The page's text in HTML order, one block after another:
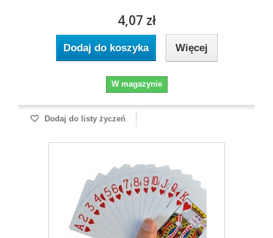
4,07 zł
Dodaj do koszyka Więcej
W magazynie
Dodaj do listy życzeń